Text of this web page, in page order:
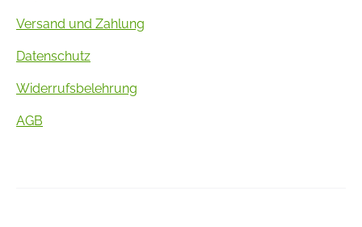
Versand und Zahlung
Datenschutz
Widerrufsbelehrung
AGB